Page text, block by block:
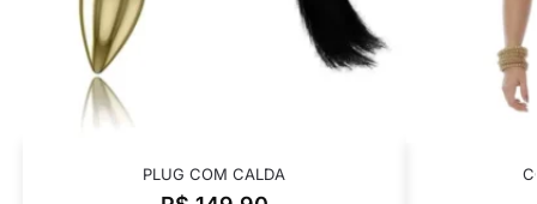
PLUG COM CALDA